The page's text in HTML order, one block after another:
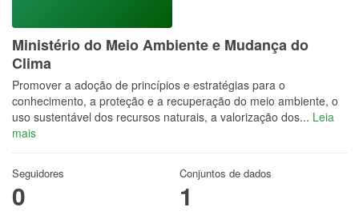
Ministério do Meio Ambiente e Mudança do
Clima
Promover a adoção de princípios e estratégias para o
conhecimento, a proteção e a recuperação do meio ambiente, o
uso sustentável dos recursos naturais, a valorização dos... Leia
mais
Seguidores
0
Conjuntos de dados
1